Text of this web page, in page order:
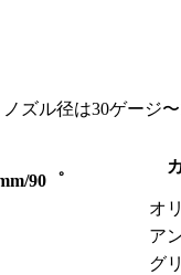
ズル径は30ゲージ
90゜
オ
ア
グ